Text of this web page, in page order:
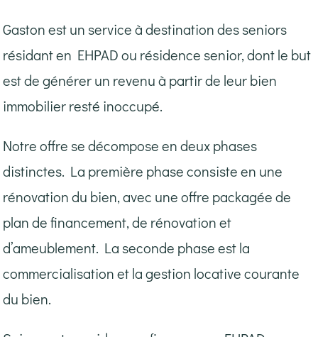
Gaston est un service à destination des seniors
résidant en EHPAD ou résidence senior, dont le but
est de générer un revenu à partir de leur bien
immobilier resté inoccupé.
Notre offre se décompose en deux phases
distinctes. La première phase consiste en une
rénovation du bien, avec une offre packagée de
plan de financement, de rénovation et
d’ameublement. La seconde phase est la
commercialisation et la gestion locative courante
du bien.